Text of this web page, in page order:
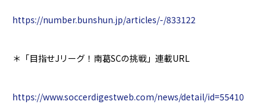
https://number.bunshun.jp/articles/-/833122
＊ 「目指せJリーグ！南葛SCの挑戦」連載URL
https://www.soccerdigestweb.com/news/detail/id=55410